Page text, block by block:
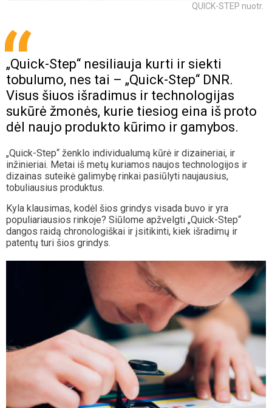
QUICK-STEP nuotr.
„Quick-Step“ nesiliauja kurti ir siekti
tobulumo, nes tai – „Quick-Step“ DNR.
Visus šiuos išradimus ir technologijas
sukūrė žmonės, kurie tiesiog eina iš proto
dėl naujo produkto kūrimo ir gamybos.
„Quick-Step“ ženklo individualumą kūrė ir dizaineriai, ir
inžinieriai. Metai iš metų kuriamos naujos technologijos ir
dizainas suteikė galimybę rinkai pasiūlyti naujausius,
tobuliausius produktus.
Kyla klausimas, kodėl šios grindys visada buvo ir yra
populiariausios rinkoje? Siūlome apžvelgti „Quick-Step“
dangos raidą chronologiškai ir įsitikinti, kiek išradimų ir
patentų turi šios grindys.